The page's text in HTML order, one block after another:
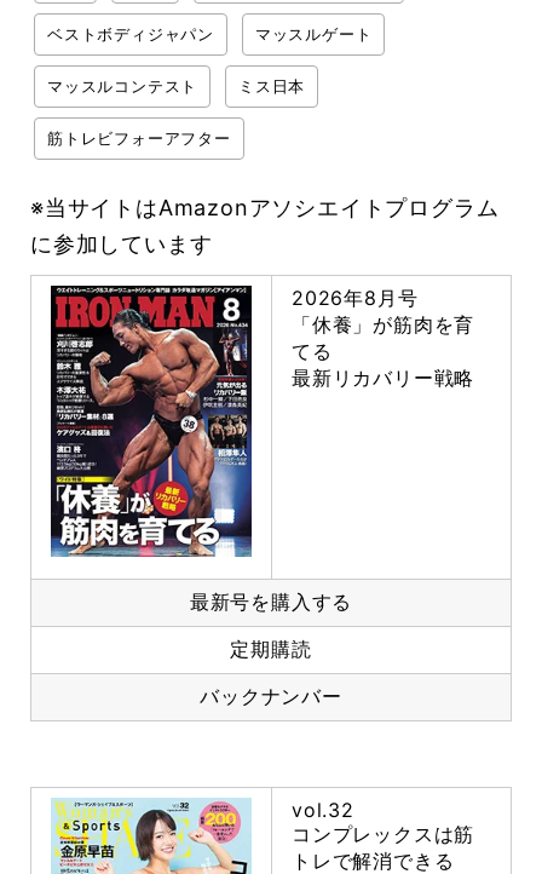
ベストボディジャパン マッスルゲート
マッスルコンテスト ミス日本
筋トレビフォーアフター
※当サイトはAmazonアソシエイトプログラム
に参加しています
2026年8月号
「休養」が筋肉を育
てる
最新リカバリー戦略
最新号を購入する
定期購読
バックナンバー
vol.32
コンプレックスは筋
トレで解消できる